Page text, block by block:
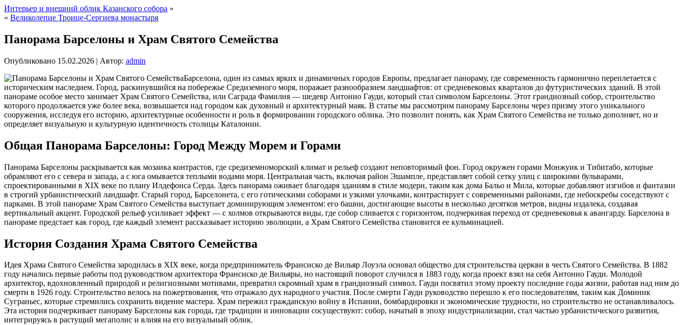
Интерьер и внешний облик Казанского собора »
« Великолепие Троице-Сергиева монастыря
Панорама Барселоны и Храм Святого Семейства
Опубликовано 15.02.2026 | Автор: admin
Барселона, один из самых ярких и динамичных городов Европы, предлагает панораму, где современность гармонично переплетается с
историческим наследием. Город, раскинувшийся на побережье Средиземного моря, поражает разнообразием ландшафтов: от средневековых кварталов до футуристических зданий. В этой
панораме особое место занимает Храм Святого Семейства, или Саграда Фамилия — шедевр Антонио Гауди, который стал символом Барселоны. Этот грандиозный собор, строительство
которого продолжается уже более века, возвышается над городом как духовный и архитектурный маяк. В статье мы рассмотрим панораму Барселоны через призму этого уникального
сооружения, исследуя его историю, архитектурные особенности и роль в формировании городского облика. Это позволит понять, как Храм Святого Семейства не только дополняет, но и
определяет визуальную и культурную идентичность столицы Каталонии.
Общая Панорама Барселоны: Город Между Морем и Горами
Панорама Барселоны раскрывается как мозаика контрастов, где средиземноморский климат и рельеф создают неповторимый фон. Город окружен горами Монжуик и Тибитабо, которые
обрамляют его с севера и запада, а с юга омывается теплыми водами моря. Центральная часть, включая район Эшампле, представляет собой сетку улиц с широкими бульварами,
спроектированными в XIX веке по плану Илдефонса Серда. Здесь панорама оживает благодаря зданиям в стиле модерн, таким как дома Бальо и Мила, которые добавляют изгибов и фантазии
в строгий урбанистический ландшафт. Старый город, Барселонета, с его готическими соборами и узкими улочками, контрастирует с современными районами, где небоскребы соседствуют с
парками. В этой панораме Храм Святого Семейства выступает доминирующим элементом: его башни, достигающие высоты в несколько десятков метров, видны издалека, создавая
вертикальный акцент. Городской рельеф усиливает эффект — с холмов открываются виды, где собор сливается с горизонтом, подчеркивая переход от средневековья к авангарду. Барселона в
панораме предстает как город, где каждый элемент рассказывает историю эволюции, а Храм Святого Семейства становится ее кульминацией.
История Создания Храма Святого Семейства
Идея Храма Святого Семейства зародилась в XIX веке, когда предприниматель Франсиско де Вильяр Лоуэла основал общество для строительства церкви в честь Святого Семейства. В 1882
году начались первые работы под руководством архитектора Франсиско де Вильяры, но настоящий поворот случился в 1883 году, когда проект взял на себя Антонио Гауди. Молодой
архитектор, вдохновленный природой и религиозными мотивами, превратил скромный храм в грандиозный символ. Гауди посвятил этому проекту последние годы жизни, работая над ним до
смерти в 1926 году. Строительство велось на пожертвования, что отражало дух народного участия. После смерти Гауди руководство перешло к его последователям, таким как Доминик
Суграньес, которые стремились сохранить видение мастера. Храм пережил гражданскую войну в Испании, бомбардировки и экономические трудности, но строительство не останавливалось.
Эта история подчеркивает панораму Барселоны как города, где традиции и инновации сосуществуют: собор, начатый в эпоху индустриализации, стал частью урбанистического развития,
интегрируясь в растущий мегаполис и влияя на его визуальный облик.